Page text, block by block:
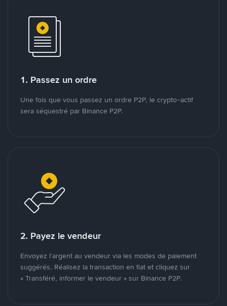
1. Passez un ordre
Une fois que vous passez un ordre P2P, le crypto-actif
sera séquestré par Binance P2P.
2. Payez le vendeur
Envoyez l’argent au vendeur via les modes de paiement
suggérés. Réalisez la transaction en fiat et cliquez sur
« Transféré, informer le vendeur » sur Binance P2P.